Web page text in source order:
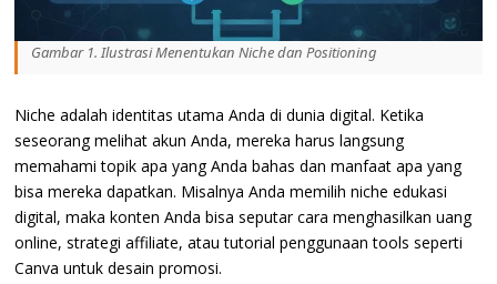
Gambar 1. Ilustrasi Menentukan Niche dan Positioning
Niche adalah identitas utama Anda di dunia digital. Ketika
seseorang melihat akun Anda, mereka harus langsung
memahami topik apa yang Anda bahas dan manfaat apa yang
bisa mereka dapatkan. Misalnya Anda memilih niche edukasi
digital, maka konten Anda bisa seputar cara menghasilkan uang
online, strategi affiliate, atau tutorial penggunaan tools seperti
Canva untuk desain promosi.